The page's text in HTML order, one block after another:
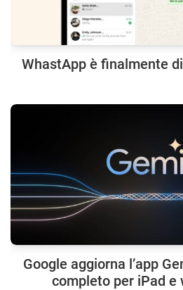
WhastApp è finalmente
Google aggiorna l’app
completo per iPad e